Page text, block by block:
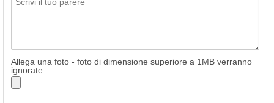
Allega una foto - foto di dimensione superiore a 1MB verranno
ignorate